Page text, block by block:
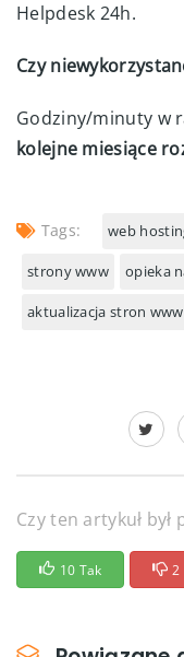
Helpdesk 24h.
Czy
Godziny/minuty w
kolejne miesiące
Tags: web
strony www opieka
aktualizacja stron www
Czy ten artykuł był
10 Tak 2